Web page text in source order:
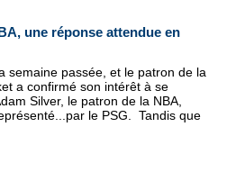
une réponse attendue en
semaine passée, et le patron de la
a confirmé son intérêt à se
Silver, le patron de la NBA,
le PSG. Tandis que